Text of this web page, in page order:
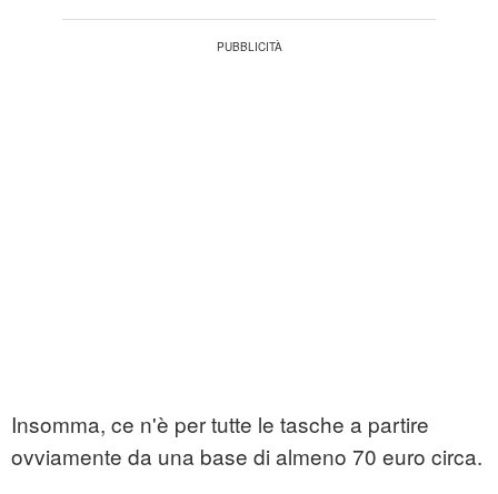
Insomma, ce n'è per tutte le tasche a partire
ovviamente da una base di almeno 70 euro circa.